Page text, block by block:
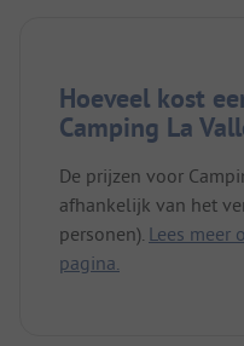
Hoeveel kost
Camping La
De prijzen voor
afhankelijk van het
personen). Lees meer
pagina.